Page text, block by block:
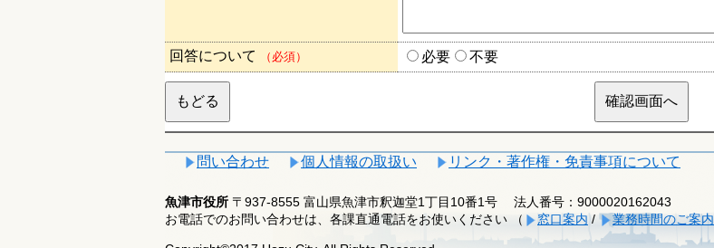
回答について （必須） 必要 不要
問い合わせ 個人情報の取扱い リンク・著作権・免責事項について
魚津市役所 〒937-8555 富山県魚津市釈迦堂1丁目10番1号
法人番号：9000020162043
お電話でのお問い合わせは、各課直通電話をお使いください （
窓口案内/ 業務時間のご案内